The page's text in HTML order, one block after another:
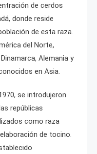
de cerdos
donde reside
de esta raza.
del Norte,
Alemania y
en Asia.
se introdujeron
repúblicas
como raza
de tocino.